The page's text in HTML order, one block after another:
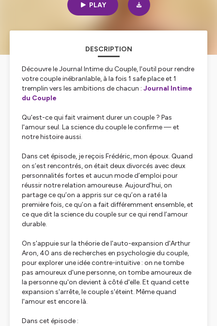
PLAY
DESCRIPTION
Découvre le Journal Intime du Couple, l'outil pour rendre
votre couple inébranlable, à la fois 1 safe place et 1
tremplin vers les ambitions de chacun : Journal Intime
du Couple
Qu'est-ce qui fait vraiment durer un couple ? Pas
l'amour seul. La science du couple le confirme — et
notre histoire aussi.
Dans cet épisode, je reçois Frédéric, mon époux. Quand
on s’est rencontrés, on était deux divorcés avec deux
personnalités fortes et aucun mode d’emploi pour
réussir notre relation amoureuse. Aujourd’hui, on
partage ce qu’on a appris sur ce qu’on a raté la
première fois, ce qu’on a fait différemment ensemble, et
ce que dit la science du couple sur ce qui rend l’amour
durable.
On s'appuie sur la théorie de l'auto-expansion d'Arthur
Aron, 40 ans de recherches en psychologie du couple,
pour explorer une idée contre-intuitive : on ne tombe
pas amoureux d'une personne, on tombe amoureux de
la personne qu'on devient à côté d'elle. Et quand cette
expansion s'arrête, le couple s'éteint. Même quand
l'amour est encore là.
Dans cet épisode :